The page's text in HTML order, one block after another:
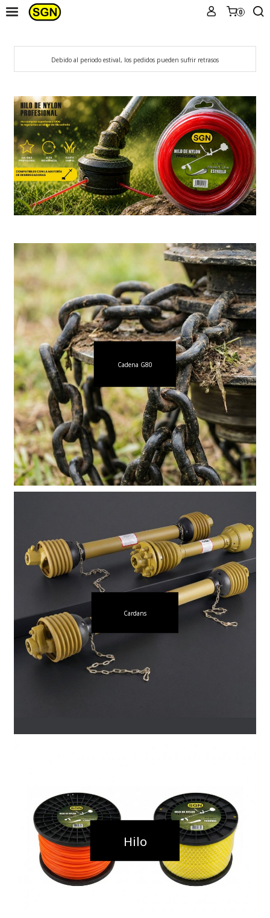
0
Debido al periodo estival, los pedidos pueden sufrir retrasos
Cadena G80
Cardans
Hilo